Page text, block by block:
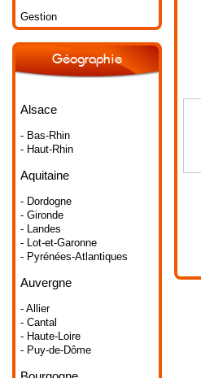
Gestion
Géographie
Alsace
- Bas-Rhin
- Haut-Rhin
Aquitaine
- Dordogne
- Gironde
- Landes
- Lot-et-Garonne
- Pyrénées-Atlantiques
Auvergne
- Allier
- Cantal
- Haute-Loire
- Puy-de-Dôme